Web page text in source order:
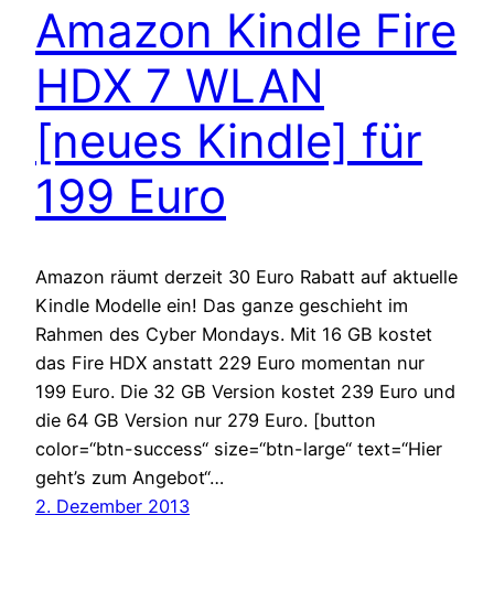
Amazon Kindle Fire
HDX 7 WLAN
[neues Kindle] für
199 Euro
Amazon räumt derzeit 30 Euro Rabatt auf aktuelle
Kindle Modelle ein! Das ganze geschieht im
Rahmen des Cyber Mondays. Mit 16 GB kostet
das Fire HDX anstatt 229 Euro momentan nur
199 Euro. Die 32 GB Version kostet 239 Euro und
die 64 GB Version nur 279 Euro. [button
color=“btn-success“ size=“btn-large“ text=“Hier
geht’s zum Angebot“…
2. Dezember 2013